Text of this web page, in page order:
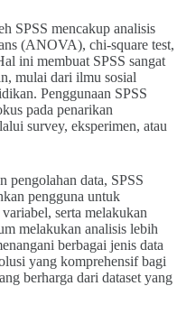
SPSS mencakup analisis
(ANOVA), chi-square test,
ini membuat SPSS sangat
mulai dari ilmu sosial
Penggunaan SPSS
pada penarikan
survey, eksperimen, atau
pengolahan data, SPSS
pengguna untuk
serta melakukan
melakukan analisis lebih
berbagai jenis data
yang komprehensif bagi
berharga dari dataset yang